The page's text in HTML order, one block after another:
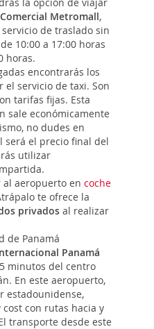
Metromall,
de traslado sin
10:00 a 17:00 horas
horas.
encontrarás los
el servicio de taxi. Son
tarifas fijas. Esta
sale económicamente
no dudes en
será el precio final del
utilizar
aeropuerto en coche
te ofrece la
privados al realizar
de Panamá
Panamá
minutos del centro
En este aeropuerto,
estadounidense,
con rutas hacia y
transporte desde este